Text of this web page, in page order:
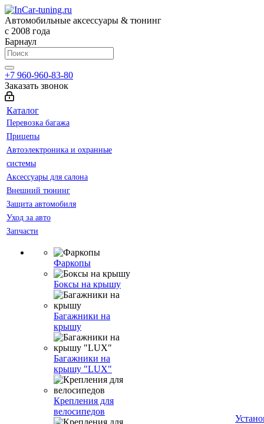
Автомобильные аксессуары & тюнинг
с 2008 года
Барнаул
+7 960-960-83-80
Заказать звонок
Каталог
Перевозка багажа
Прицепы
Автоэлектроника и охранные
системы
Аксессуары для салона
Внешний тюнинг
Защита автомобиля
Уход за авто
Запчасти
Фаркопы
Боксы на крышу
Багажники на
крышу
Багажники на
крышу "LUX"
Крепления для
велосипедов